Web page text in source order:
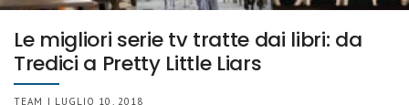
Le migliori serie tv tratte dai libri: da
Tredici a Pretty Little Liars
TEAM | LUGLIO 10, 2018